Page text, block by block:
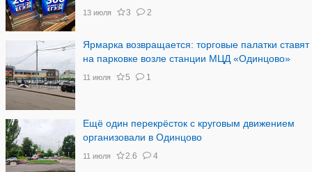
13 июля 3 2
Ярмарка возвращается: торговые палатки ставят
на парковке возле станции МЦД «Одинцово»
11 июля 5 1
Ещё один перекрёсток с круговым движением
организовали в Одинцово
11 июля 2.6 4